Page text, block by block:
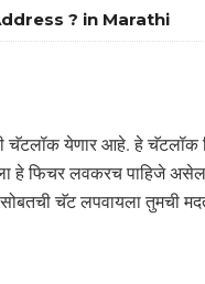
? in Marathi
चॅटलॉक येणार आहे. हे चॅटलॉक
हे फिचर लवकरच पाहिजे
चॅट लपवायला तुमची